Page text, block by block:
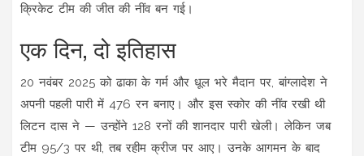
क्रिकेट टीम की जीत की नींव बन गई।
एक दिन, दो इतिहास
20 नवंबर 2025 को ढाका के गर्म और धूल भरे मैदान पर, बांग्लादेश ने
अपनी पहली पारी में 476 रन बनाए। और इस स्कोर की नींव रखी थी
लिटन दास ने — उन्होंने 128 रनों की शानदार पारी खेली। लेकिन जब
टीम 95/3 पर थी, तब रहीम क्रीज पर आए। उनके आगमन के बाद